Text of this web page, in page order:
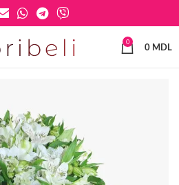
0 0 MDL